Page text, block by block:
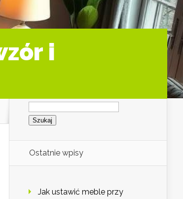
i
Szukaj:
Ostatnie wpisy
Jak ustawić meble przy